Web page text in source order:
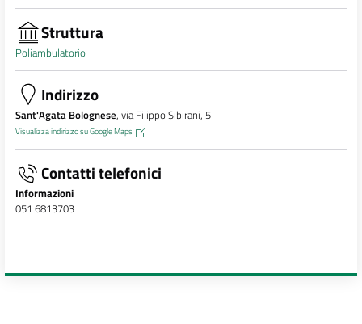
Struttura
Poliambulatorio
Indirizzo
Sant'Agata Bolognese, via Filippo Sibirani, 5
Visualizza indirizzo su Google Maps
Contatti telefonici
Informazioni
051 6813703